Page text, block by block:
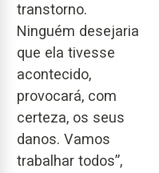
transtorno.
Ninguém desejaria
que ela tivesse
acontecido,
provocará, com
certeza, os seus
danos. Vamos
trabalhar todos”,